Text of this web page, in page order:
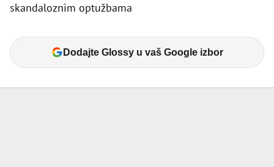
skandaloznim optužbama
Dodajte Glossy u vaš Google izbor